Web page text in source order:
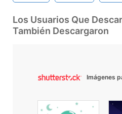
Los Usuarios Que
También Descargaron
Imágenes